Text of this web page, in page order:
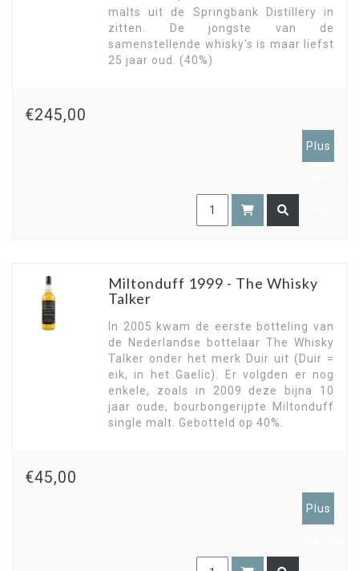
malts uit de Springbank Distillery in
zitten. De jongste van de
samenstellende whisky's is maar liefst
25 jaar oud. (40%)
€245,00
Plus
Miltonduff 1999 - The Whisky
Talker
In 2005 kwam de eerste botteling van
de Nederlandse bottelaar The Whisky
Talker onder het merk Duir uit (Duir =
eik, in het Gaelic). Er volgden er nog
enkele, zoals in 2009 deze bijna 10
jaar oude, bourbongerijpte Miltonduff
single malt. Gebotteld op 40%.
€45,00
Plus